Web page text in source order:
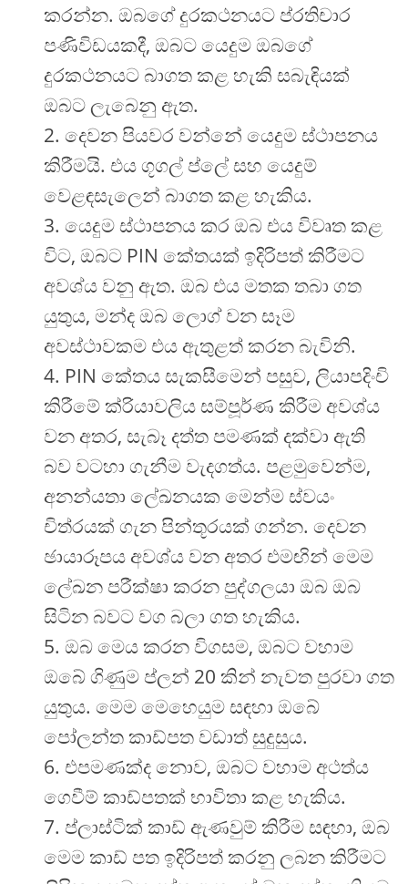
කරන්න. ඔබගේ දුරකථනයට ප්රතිචාර
පණිවිඩයකදී, ඔබට යෙදුම ඔබගේ
දුරකථනයට බාගත කළ හැකි සබැඳියක්
ඔබට ලැබෙනු ඇත.
දෙවන පියවර වන්නේ යෙදුම ස්ථාපනය
කිරීමයි. එය ගූගල් ප්ලේ සහ යෙදුම්
වෙළඳසැලෙන් බාගත කළ හැකිය.
යෙදුම ස්ථාපනය කර ඔබ එය විවෘත කළ
විට, ඔබට PIN කේතයක් ඉදිරිපත් කිරීමට
අවශ්ය වනු ඇත. ඔබ එය මතක තබා ගත
යුතුය, මන්ද ඔබ ලොග් වන සෑම
අවස්ථාවකම එය ඇතුළත් කරන බැවිනි.
PIN කේතය සැකසීමෙන් පසුව, ලියාපදිංචි
කිරීමේ ක්රියාවලිය සම්පූර්ණ කිරීම අවශ්ය
වන අතර, සැබෑ දත්ත පමණක් දක්වා ඇති
බව වටහා ගැනීම වැදගත්ය. පළමුවෙන්ම,
අනන්යතා ලේඛනයක මෙන්ම ස්වයං
චිත්රයක් ගැන පින්තූරයක් ගන්න. දෙවන
ඡායාරූපය අවශ්ය වන අතර එමඟින් මෙම
ලේඛන පරීක්ෂා කරන පුද්ගලයා ඔබ ඔබ
සිටින බවට වග බලා ගත හැකිය.
ඔබ මෙය කරන විගසම, ඔබට වහාම
ඔබේ ගිණුම ප්ලන් 20 කින් නැවත පුරවා ගත
යුතුය. මෙම මෙහෙයුම සඳහා ඔබේ
පෝලන්ත කාඩ්පත වඩාත් සුදුසුය.
එපමණක්ද නොව, ඔබට වහාම අථත්ය
ගෙවීම් කාඩ්පතක් භාවිතා කළ හැකිය.
ප්ලාස්ටික් කාඩ් ඇණවුම් කිරීම සඳහා, ඔබ
මෙම කාඩ් පත ඉදිරිපත් කරනු ලබන කිරීමට